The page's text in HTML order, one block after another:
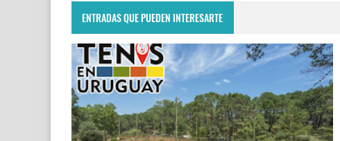
ENTRADAS QUE PUEDEN INTERESARTE